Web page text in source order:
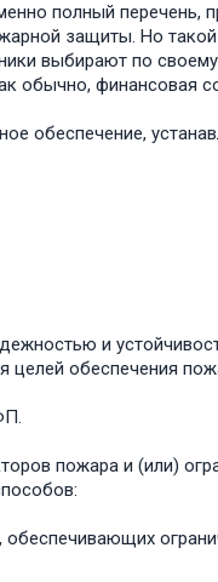
полный перечень,
защиты. Но
выбирают по
обычно, финансовая
обеспечение,
и
обеспечения
пожара и (или)